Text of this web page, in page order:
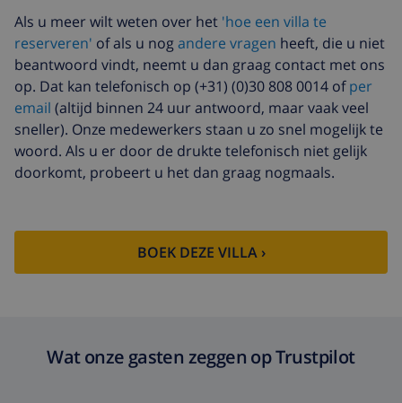
Extra beddengoed
US$ 17,59 per persoon
Extra handdoeken
US$ 8,80 per persoon
Annuleringsfonds:
4.80% van het totale bedrag
Als u meer wilt weten over het 'hoe een villa te
reserveren' of als u nogandere vragen heeft, die u niet
beantwoord vindt, neemt u dan graag contact met ons
op. Dat kan telefonisch op (+31) (0)30 808 0014 ofper
email (altijd binnen 24 uur antwoord, maar vaak veel
sneller). Onze medewerkers staan u zo snel mogelijk te
woord. Als u er door de drukte telefonisch niet gelijk
doorkomt, probeert u het dan graag nogmaals.
BOEK DEZE VILLA ›
Wat onze gasten zeggen op Trustpilot